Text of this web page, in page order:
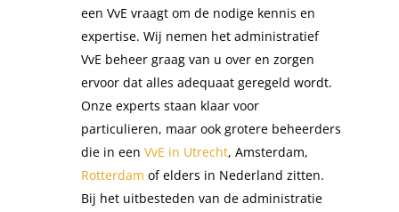
een VvE vraagt om de nodige kennis en
expertise. Wij nemen het administratief
VvE beheer graag van u over en zorgen
ervoor dat alles adequaat geregeld wordt.
Onze experts staan klaar voor
particulieren, maar ook grotere beheerders
die in een VvE in Utrecht, Amsterdam,
Rotterdam of elders in Nederland zitten.
Bij het uitbesteden van de administratie